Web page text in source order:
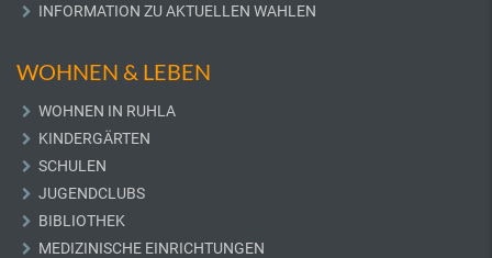
INFORMATION ZU AKTUELLEN WAHLEN
WOHNEN & LEBEN
WOHNEN IN RUHLA
KINDERGÄRTEN
SCHULEN
JUGENDCLUBS
BIBLIOTHEK
MEDIZINISCHE EINRICHTUNGEN